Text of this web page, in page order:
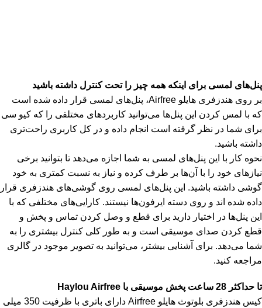
پنل‌های لمسی برای اینکه همه چیز را تحت کنترل داشته باشید
بر روی هندزفری هایلو Airfree، پنل‌های لمسی قرار داده شده است
که با لمس کردن این پنل‌ها می‌توانید کاربردهای مختلفی را که کیو سی
برای شما در نظر گرفته است انجام داده و در کل کاربری راحت‌تری
داشته باشید.
نحوه کار با این پنل‌های لمسی به شما اجازه می‌دهد تا بتوانید برخی
نیازهای خود را با آن‌ها بر طرف کرده و نیاز به نسبت کمتری به خود
گوشی داشته باشید. این پنل‌های لمسی روی گوشی‌های هندزفری قرار
داده شده اند و روی دسته ایرفون‌ها نیستند. کارایی‌های مختلفی که با
این پنل‌ها در اختیار دارید برای قطع و وصل کردن تماس و پخش و
قطع کردن صدای موسیقی است و به طور کلی کنترل بیشتری را به
شما می‌دهد. برای آشنایی بیشتر، می‌توانید به تصویر موجود در گالری
مراجعه کنید.
تا حداکثر 28 ساعت پخش موسیقی با Haylou Airfree
کیس هندزفری بلوتوث هایلو Airfree دارای باتری با ظرفیت 350 میلی